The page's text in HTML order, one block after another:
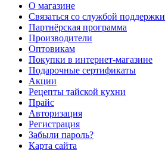
О магазине
Связаться со службой поддержки
Партнёрская программа
Производители
Оптовикам
Покупки в интернет-магазине
Подарочные сертификаты
Акции
Рецепты тайской кухни
Прайс
Авторизация
Регистрация
Забыли пароль?
Карта сайта